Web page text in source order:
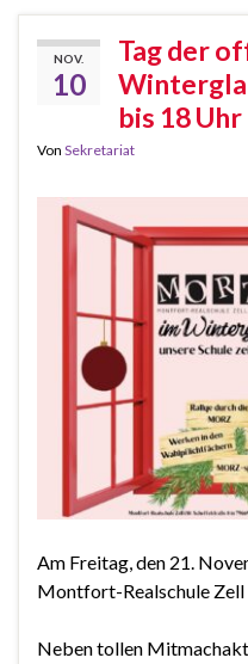
NOV.
10
Tag der
bis 18 Uhr
Von Sekretariat
Am Freitag, den 21.
Montfort-Realschule Zell
Neben tollen